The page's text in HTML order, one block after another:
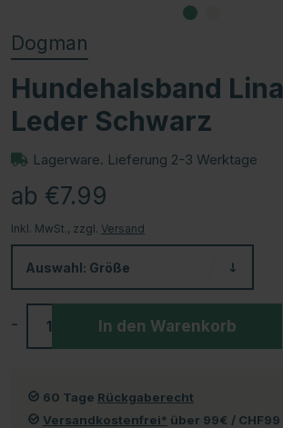
Dogman
Hundehalsband Lina
Leder Schwarz
Lagerware. Lieferung 2-3 Werktage
ab €7.99
Inkl. MwSt., zzgl. Versand
Auswahl: Größe
- In den Warenkorb
60 Tage Rückgaberecht
Versandkostenfrei* über 99€ / CHF99